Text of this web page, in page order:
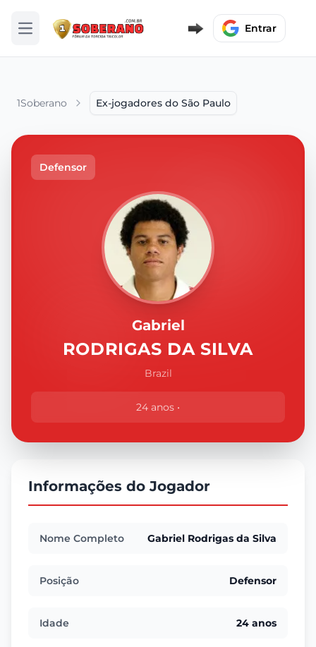
Abrir menu Entrar
1Soberano Ex-jogadores do São Paulo
Defensor
Gabriel
RODRIGAS DA SILVA
Brazil
24 anos •
Informações do Jogador
Nome Completo Gabriel Rodrigas da Silva
Posição Defensor
Idade 24 anos